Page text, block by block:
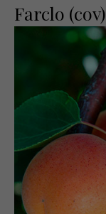
Farclo (cov)